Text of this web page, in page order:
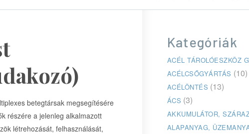
betegtársak megsegítésére
részére a jelenleg alkalmazott
létrehozását, felhasználását,
Kategóriák
ACÉL TÁROLÓESZKÖZ
ACÉLCSŐGYÁRTÁS (10)
ACÉLÖNTÉS (13)
ÁCS (3)
AKKUMULÁTOR,
ALAPANYAG,